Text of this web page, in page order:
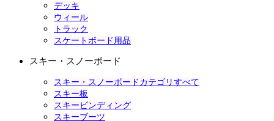
デッキ
ウィール
トラック
スケートボード用品
スキー・スノーボード
スキー・スノーボードカテゴリすべて
スキー板
スキービンディング
スキーブーツ